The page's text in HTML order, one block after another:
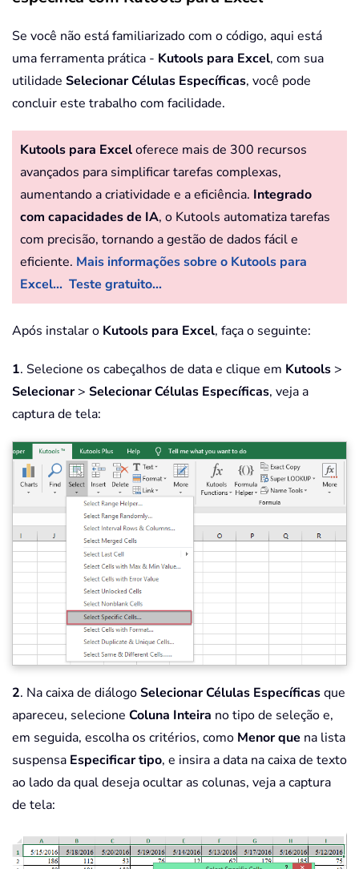
Se você não está familiarizado com o código, aqui está
uma ferramenta prática - Kutools para Excel, com sua
utilidade Selecionar Células Específicas, você pode
concluir este trabalho com facilidade.
Kutools para Exceloferece mais de 300 recursos
avançados para simplificar tarefas complexas,
aumentando a criatividade e a eficiência. Integrado
com capacidades de IA, o Kutools automatiza tarefas
com precisão, tornando a gestão de dados fácil e
eficiente. Mais informações sobre o Kutools para
Excel... Teste gratuito...
Após instalar o Kutools para Excel, faça o seguinte:
1. Selecione os cabeçalhos de data e clique em Kutools >
Selecionar> Selecionar Células Específicas, veja a
captura de tela:
2. Na caixa de diálogoSelecionar Células Específicasque
apareceu, selecione Coluna Inteira no tipo de seleção e,
em seguida, escolha os critérios, como Menor que na lista
suspensa Especificar tipo, e insira a data na caixa de texto
ao lado da qual deseja ocultar as colunas, veja a captura
de tela: